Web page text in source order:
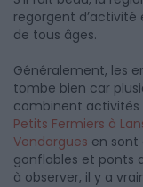
regorgent d’activité
de tous âges.
Généralement, les
tombe bien car
combinent activités
Petits Fermiers à
Vendargues en sont
gonflables et ponts
à observer, il y a